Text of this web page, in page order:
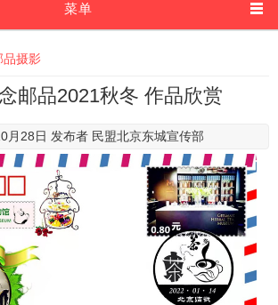
菜单
品摄影
邮品2021秋冬 作品欣赏
月28日 发布者 民盟北京东城宣传部